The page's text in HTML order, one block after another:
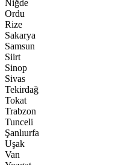
Niğde
Ordu
Rize
Sakarya
Samsun
Siirt
Sinop
Sivas
Tekirdağ
Tokat
Trabzon
Tunceli
Şanlıurfa
Uşak
Van